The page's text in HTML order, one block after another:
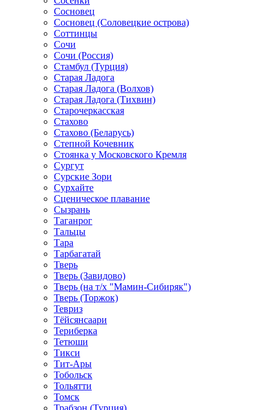
Сосновец
Сосновец (Соловецкие острова)
Соттинцы
Сочи
Сочи (Россия)
Стамбул (Турция)
Старая Ладога
Старая Ладога (Волхов)
Старая Ладога (Тихвин)
Старочеркасская
Стахово
Стахово (Беларусь)
Степной Кочевник
Стоянка у Московского Кремля
Сургут
Сурские Зори
Сурхайте
Сценическое плавание
Сызрань
Таганрог
Тальцы
Тара
Тарбагатай
Тверь
Тверь (Завидово)
Тверь (на т/х "Мамин-Сибиряк")
Тверь (Торжок)
Тевриз
Тёйсянсаари
Териберка
Тетюши
Тикси
Тит-Ары
Тобольск
Тольятти
Томск
Трабзон (Турция)